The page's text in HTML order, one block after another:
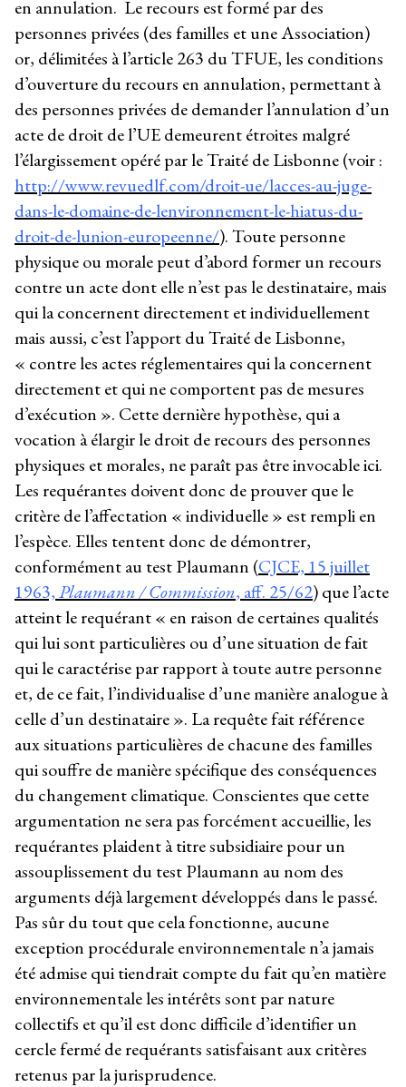
en annulation. Le recours est formé par des
personnes privées (des familles et une Association)
or, délimitées à l’article 263 du TFUE, les conditions
d’ouverture du recours en annulation, permettant à
des personnes privées de demander l’annulation d’un
acte de droit de l’UE demeurent étroites malgré
l’élargissement opéré par le Traité de Lisbonne (voir :
http://www.revuedlf.com/droit-ue/lacces-au-juge-
dans-le-domaine-de-lenvironnement-le-hiatus-du-
droit-de-lunion-europeenne/). Toute personne
physique ou morale peut d’abord former un recours
contre un acte dont elle n’est pas le destinataire, mais
qui la concernent directement et individuellement
mais aussi, c’est l’apport du Traité de Lisbonne,
« contre les actes réglementaires qui la concernent
directement et qui ne comportent pas de mesures
d’exécution ». Cette dernière hypothèse, qui a
vocation à élargir le droit de recours des personnes
physiques et morales, ne paraît pas être invocable ici.
Les requérantes doivent donc de prouver que le
critère de l’affectation « individuelle » est rempli en
l’espèce. Elles tentent donc de démontrer,
conformément au test Plaumann (CJCE, 15 juillet
1963,Plaumann / Commission, aff. 25/62) que l’acte
atteint le requérant « en raison de certaines qualités
qui lui sont particulières ou d’une situation de fait
qui le caractérise par rapport à toute autre personne
et, de ce fait, l’individualise d’une manière analogue à
celle d’un destinataire ». La requête fait référence
aux situations particulières de chacune des familles
qui souffre de manière spécifique des conséquences
du changement climatique. Conscientes que cette
argumentation ne sera pas forcément accueillie, les
requérantes plaident à titre subsidiaire pour un
assouplissement du test Plaumann au nom des
arguments déjà largement développés dans le passé.
Pas sûr du tout que cela fonctionne, aucune
exception procédurale environnementale n’a jamais
été admise qui tiendrait compte du fait qu’en matière
environnementale les intérêts sont par nature
collectifs et qu’il est donc difficile d’identifier un
cercle fermé de requérants satisfaisant aux critères
retenus par la jurisprudence.